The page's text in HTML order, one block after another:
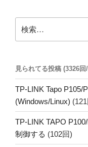
索:
見られてる投稿 (3326
TP-LINK Tapo P105/
(Windows/Linux)
TP-LINK TAPO
制御する (102回)